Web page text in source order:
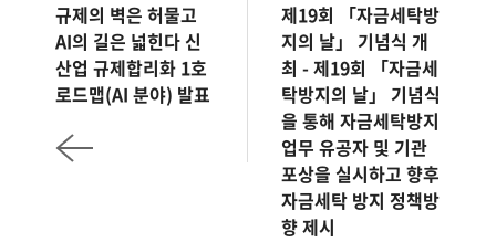
규제의 벽은 허물고
AI의 길은 넓힌다 신
산업 규제합리화 1호
로드맵(AI 분야) 발표
제19회 「자금세탁방
지의 날」 기념식 개
최 - 제19회 「자금세
탁방지의 날」 기념식
을 통해 자금세탁방지
업무 유공자 및 기관
포상을 실시하고 향후
자금세탁 방지 정책방
향 제시